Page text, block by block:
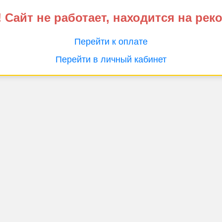
не работает, находится на
Перейти к оплате
Перейти в личный кабинет